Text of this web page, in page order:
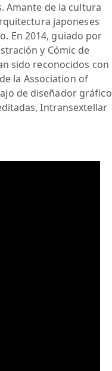
Amante de la cultura
japoneses
En 2014, guiado por
y Cómic de
sido reconocidos con
la Association of
de diseñador gráfico
Intransextellar